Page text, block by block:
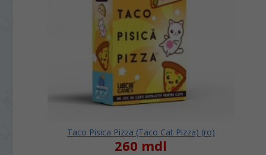
Taco Pisica Pizza (Taco Cat Pizza) (ro)
260 mdl